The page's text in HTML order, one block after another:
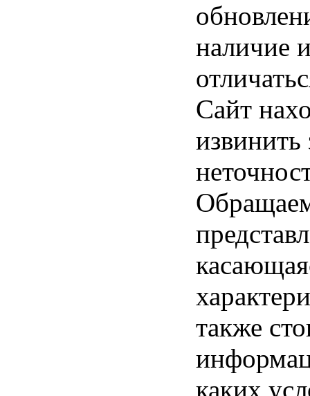
наличие
Сайт
также
каких